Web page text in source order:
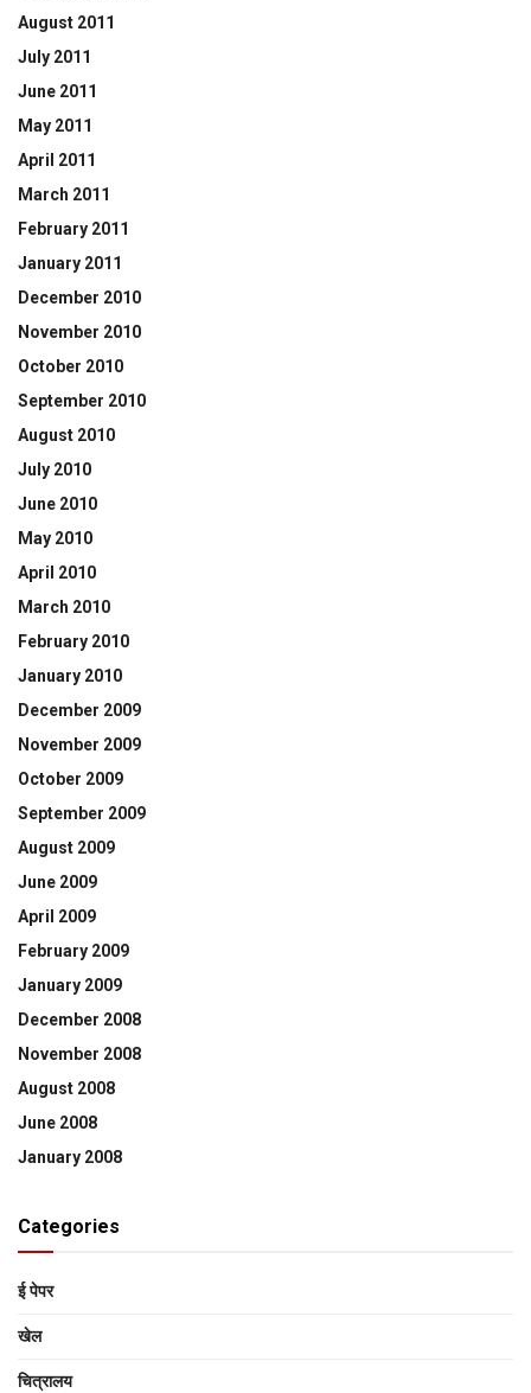
August 2011
July 2011
June 2011
May 2011
April 2011
March 2011
February 2011
January 2011
December 2010
November 2010
October 2010
September 2010
August 2010
July 2010
June 2010
May 2010
April 2010
March 2010
February 2010
January 2010
December 2009
November 2009
October 2009
September 2009
August 2009
June 2009
April 2009
February 2009
January 2009
December 2008
November 2008
August 2008
June 2008
January 2008
Categories
ई पेपर
खेल
चित्रालय